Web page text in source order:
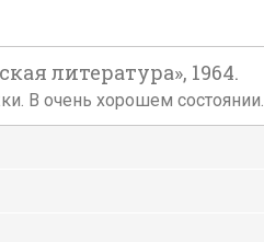
литература», 1964.
В очень хорошем состоянии.